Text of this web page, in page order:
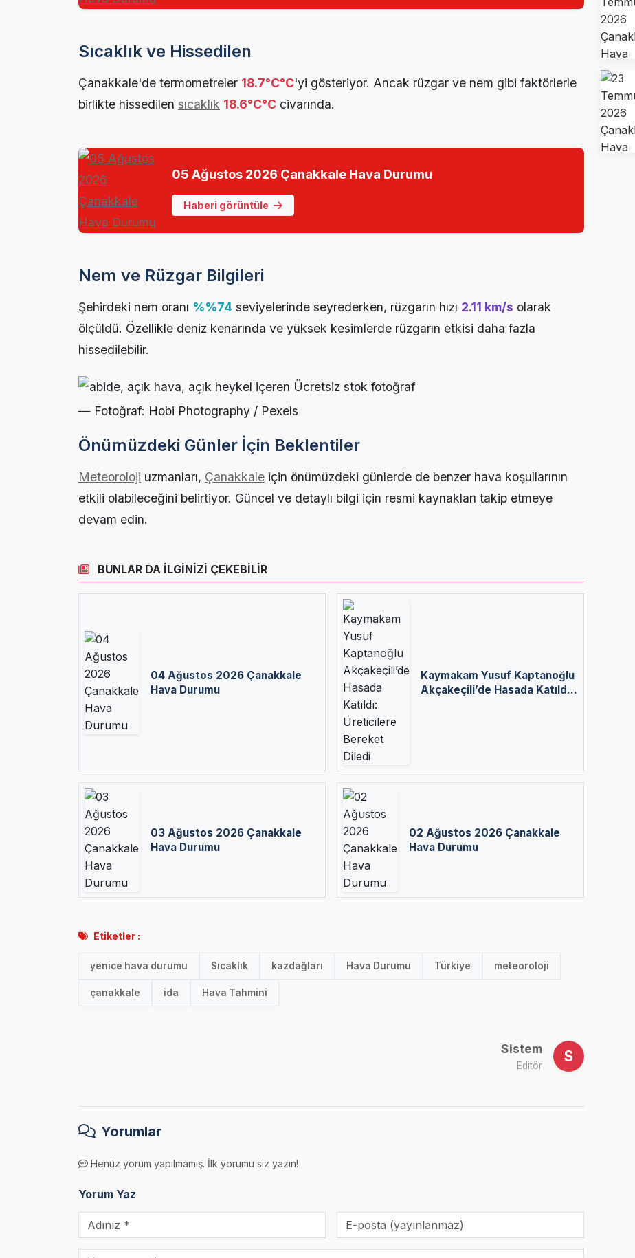
Sıcaklık ve Hissedilen
Çanakkale'de termometreler 18.7°C°C'yi gösteriyor. Ancak rüzgar ve nem gibi faktörlerle
birlikte hissedilen sıcaklık 18.6°C°C civarında.
05 Ağustos 2026 Çanakkale Hava Durumu
Haberi görüntüle
Nem ve Rüzgar Bilgileri
Şehirdeki nem oranı %%74 seviyelerinde seyrederken, rüzgarın hızı 2.11 km/s olarak
ölçüldü. Özellikle deniz kenarında ve yüksek kesimlerde rüzgarın etkisi daha fazla
hissedilebilir.
— Fotoğraf: Hobi Photography / Pexels
Önümüzdeki Günler İçin Beklentiler
Meteoroloji uzmanları, Çanakkale için önümüzdeki günlerde de benzer hava koşullarının
etkili olabileceğini belirtiyor. Güncel ve detaylı bilgi için resmi kaynakları takip etmeye
devam edin.
BUNLAR DA İLGİNİZİ ÇEKEBİLİR
04 Ağustos 2026 Çanakkale
Hava Durumu
Kaymakam Yusuf Kaptanoğlu
Akçakeçili’de Hasada Katıldı:
03 Ağustos 2026 Çanakkale
Hava Durumu
02 Ağustos 2026 Çanakkale
Hava Durumu
Etiketler :
yenice hava durumu Sıcaklık kazdağları Hava Durumu Türkiye meteoroloji
çanakkale ida Hava Tahmini
Sistem
Editör
S
Yorumlar
Henüz yorum yapılmamış. İlk yorumu siz yazın!
Yorum Yaz